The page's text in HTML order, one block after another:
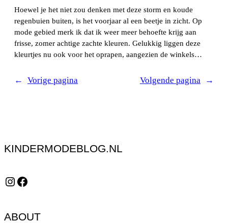
Hoewel je het niet zou denken met deze storm en koude
regenbuien buiten, is het voorjaar al een beetje in zicht. Op
mode gebied merk ik dat ik weer meer behoefte krijg aan
frisse, zomer achtige zachte kleuren. Gelukkig liggen deze
kleurtjes nu ook voor het oprapen, aangezien de winkels…
← Vorige pagina Volgende pagina →
KINDERMODEBLOG.NL
Instagram Facebook
ABOUT